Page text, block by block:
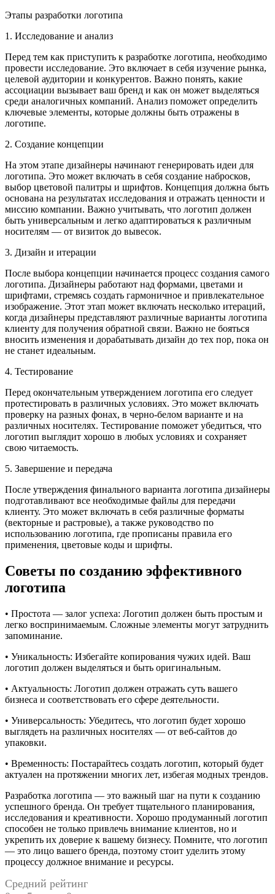
Этапы разработки логотипа
1. Исследование и анализ
Перед тем как приступить к разработке логотипа, необходимо
провести исследование. Это включает в себя изучение рынка,
целевой аудитории и конкурентов. Важно понять, какие
ассоциации вызывает ваш бренд и как он может выделяться
среди аналогичных компаний. Анализ поможет определить
ключевые элементы, которые должны быть отражены в
логотипе.
2. Создание концепции
На этом этапе дизайнеры начинают генерировать идеи для
логотипа. Это может включать в себя создание набросков,
выбор цветовой палитры и шрифтов. Концепция должна быть
основана на результатах исследования и отражать ценности и
миссию компании. Важно учитывать, что логотип должен
быть универсальным и легко адаптироваться к различным
носителям — от визиток до вывесок.
3. Дизайн и итерации
После выбора концепции начинается процесс создания самого
логотипа. Дизайнеры работают над формами, цветами и
шрифтами, стремясь создать гармоничное и привлекательное
изображение. Этот этап может включать несколько итераций,
когда дизайнеры представляют различные варианты логотипа
клиенту для получения обратной связи. Важно не бояться
вносить изменения и дорабатывать дизайн до тех пор, пока он
не станет идеальным.
4. Тестирование
Перед окончательным утверждением логотипа его следует
протестировать в различных условиях. Это может включать
проверку на разных фонах, в черно-белом варианте и на
различных носителях. Тестирование поможет убедиться, что
логотип выглядит хорошо в любых условиях и сохраняет
свою читаемость.
5. Завершение и передача
После утверждения финального варианта логотипа дизайнеры
подготавливают все необходимые файлы для передачи
клиенту. Это может включать в себя различные форматы
(векторные и растровые), а также руководство по
использованию логотипа, где прописаны правила его
применения, цветовые коды и шрифты.
Советы по созданию эффективного
логотипа
• Простота — залог успеха: Логотип должен быть простым и
легко воспринимаемым. Сложные элементы могут затруднить
запоминание.
• Уникальность: Избегайте копирования чужих идей. Ваш
логотип должен выделяться и быть оригинальным.
• Актуальность: Логотип должен отражать суть вашего
бизнеса и соответствовать его сфере деятельности.
• Универсальность: Убедитесь, что логотип будет хорошо
выглядеть на различных носителях — от веб-сайтов до
упаковки.
• Временность: Постарайтесь создать логотип, который будет
актуален на протяжении многих лет, избегая модных трендов.
Разработка логотипа — это важный шаг на пути к созданию
успешного бренда. Он требует тщательного планирования,
исследования и креативности. Хорошо продуманный логотип
способен не только привлечь внимание клиентов, но и
укрепить их доверие к вашему бизнесу. Помните, что логотип
— это лицо вашего бренда, поэтому стоит уделить этому
процессу должное внимание и ресурсы.
Средний рейтинг